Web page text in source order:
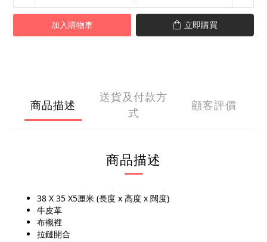
加入購物車 立即購買
商品描述
送貨及付款方
式
顧客評價
商品描述
38 X 35 X5厘米 (長度 x 高度 x 闊度)
牛皮革
布襯裡
拉鏈開合